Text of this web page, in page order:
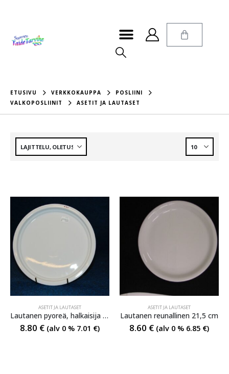
ETUSIVU VERKKOKAUPPA
POSLIINI
VALKOPOSLIINIT
ASETIT JA LAUTASET
ASETIT JA LAUTASET
Lautanen pyoreä, halkaisija 23 cm
8.80 € (alv 0 % 7.01 €)
ASETIT JA LAUTASET
Lautanen reunallinen 21,5 cm
8.60 € (alv 0 % 6.85 €)